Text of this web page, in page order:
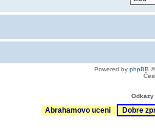
Powered by phpBB
Abrahamovo uceni Dobre